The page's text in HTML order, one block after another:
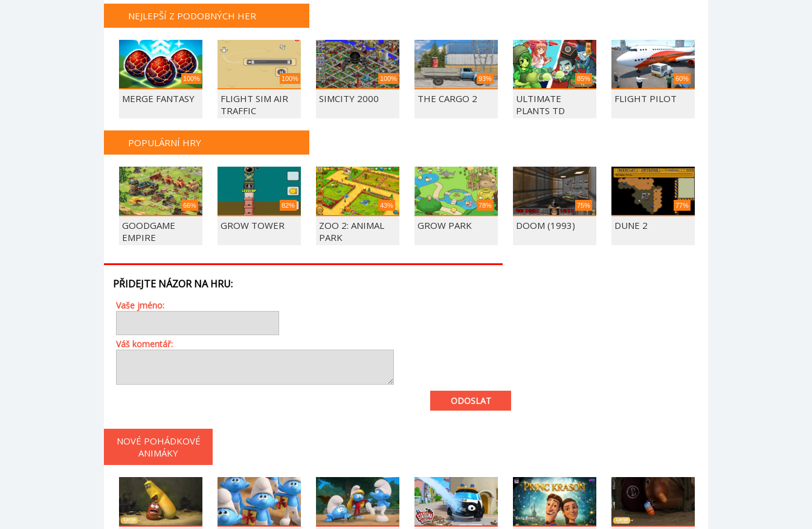
NEJLEPŠÍ Z PODOBNÝCH HER
100%
MERGE FANTASY
100%
FLIGHT SIM AIR
TRAFFIC
100%
SIMCITY 2000
93%
THE CARGO 2
85%
ULTIMATE
PLANTS TD
60%
FLIGHT PILOT
POPULÁRNÍ HRY
66%
GOODGAME
EMPIRE
82%
GROW TOWER
43%
ZOO 2: ANIMAL
PARK
78%
GROW PARK
75%
DOOM (1993)
77%
DUNE 2
PŘIDEJTE NÁZOR NA HRU:
Vaše jméno:
Váš komentář:
ODOSLAT
NOVÉ POHÁDKOVÉ
ANIMÁKY